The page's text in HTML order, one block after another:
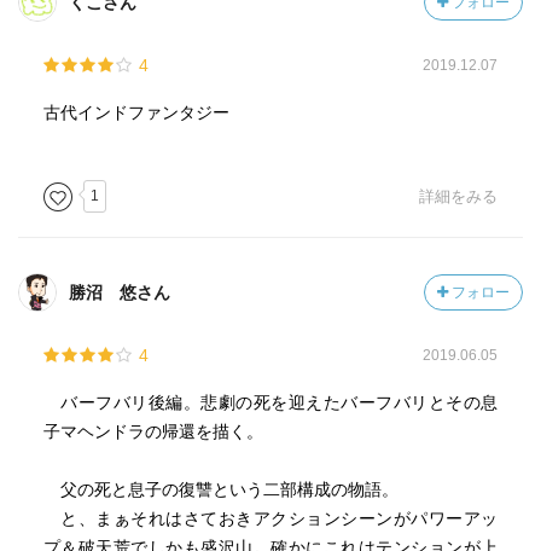
4 2019.12.07
古代インドファンタジー
1 詳細をみる
勝沼 悠さん フォロー
4 2019.06.05
バーフバリ後編。悲劇の死を迎えたバーフバリとその息
子マヘンドラの帰還を描く。
父の死と息子の復讐という二部構成の物語。
と、まぁそれはさておきアクションシーンがパワーアッ